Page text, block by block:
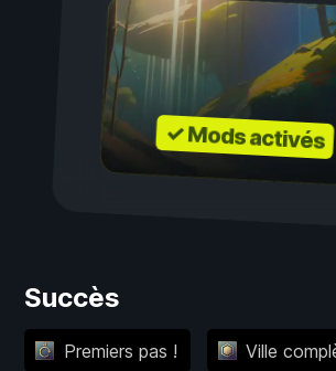
✓ Mods activés
Succès
Premiers pas ! Ville